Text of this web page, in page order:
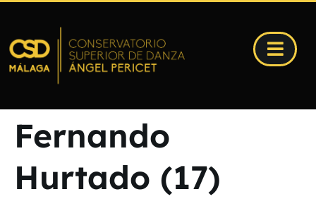
Fernando
Hurtado (17)